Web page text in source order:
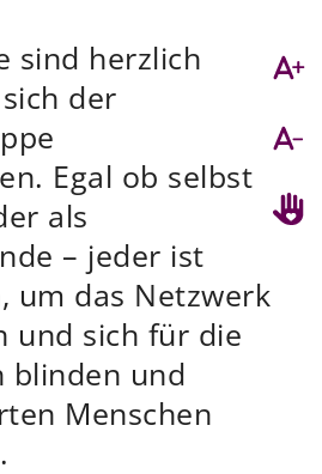
sind herzlich
der
Egal ob selbst
als
– jeder ist
um das Netzwerk
und sich für die
blinden und
Menschen